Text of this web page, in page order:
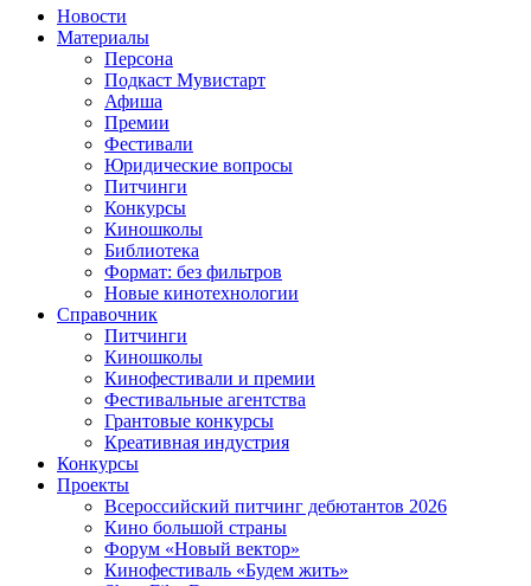
Новости
Материалы
Персона
Подкаст Мувистарт
Афиша
Премии
Фестивали
Юридические вопросы
Питчинги
Конкурсы
Киношколы
Библиотека
Формат: без фильтров
Новые кинотехнологии
Справочник
Питчинги
Киношколы
Кинофестивали и премии
Фестивальные агентства
Грантовые конкурсы
Креативная индустрия
Конкурсы
Проекты
Всероссийский питчинг дебютантов 2026
Кино большой страны
Форум «Новый вектор»
Кинофестиваль «Будем жить»